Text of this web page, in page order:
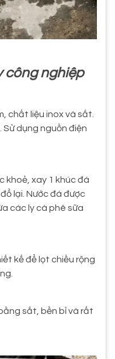
công nghiệp
chất liệu inox và sắt.
Sử dụng nguồn điện
khoẻ, xay 1 khúc đá
lại. Nước đá được
các ly cà phê sữa
kế để lọt chiều rộng
sắt, bền bỉ và rất